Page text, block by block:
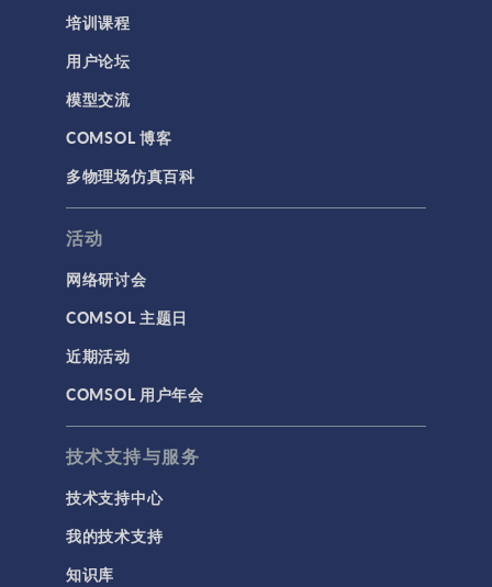
培训课程
用户论坛
模型交流
COMSOL 博客
多物理场仿真百科
活动
网络研讨会
COMSOL 主题日
近期活动
COMSOL 用户年会
技术支持与服务
技术支持中心
我的技术支持
知识库